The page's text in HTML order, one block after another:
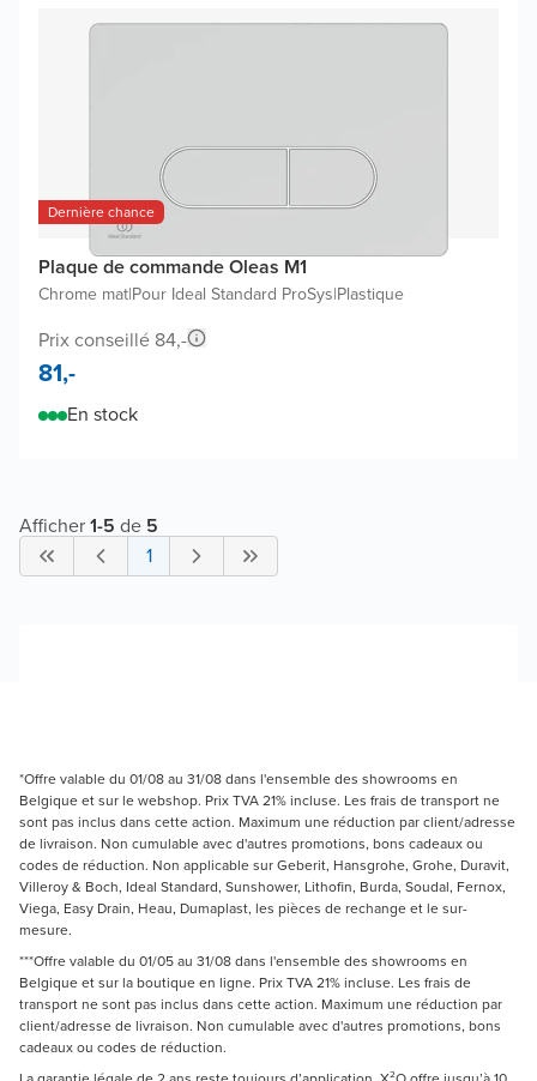
Dernière chance
Plaque de commande Oleas M1
Chrome mat|Pour Ideal Standard ProSys|Plastique
Prix conseillé 84,-
81,-
En stock
Afficher1-5 de 5
1
*Offre valable du 01/08 au 31/08 dans l'ensemble des showrooms en
Belgique et sur le webshop. Prix TVA 21% incluse. Les frais de transport ne
sont pas inclus dans cette action. Maximum une réduction par client/adresse
de livraison. Non cumulable avec d'autres promotions, bons cadeaux ou
codes de réduction. Non applicable sur Geberit, Hansgrohe, Grohe, Duravit,
Villeroy & Boch, Ideal Standard, Sunshower, Lithofin, Burda, Soudal, Fernox,
Viega, Easy Drain, Heau, Dumaplast, les pièces de rechange et le sur-
mesure.
***Offre valable du 01/05 au 31/08 dans l'ensemble des showrooms en
Belgique et sur la boutique en ligne. Prix TVA 21% incluse. Les frais de
transport ne sont pas inclus dans cette action. Maximum une réduction par
client/adresse de livraison. Non cumulable avec d'autres promotions, bons
cadeaux ou codes de réduction.